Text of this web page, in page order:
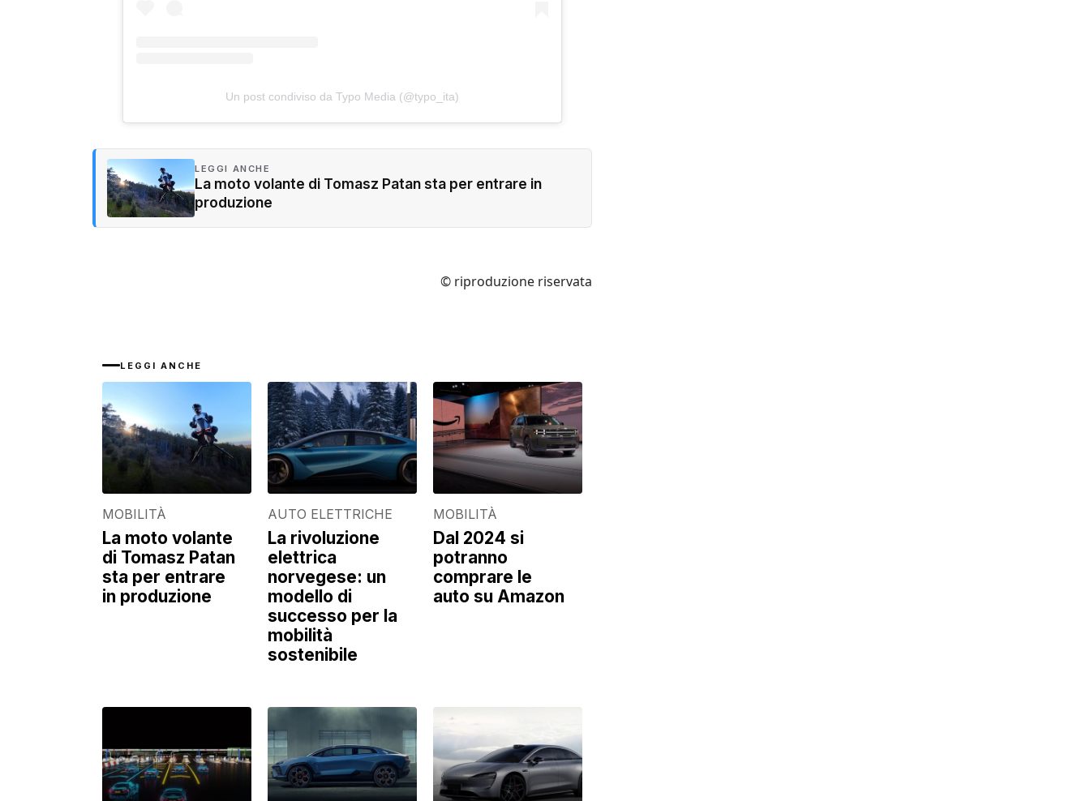
Un post condiviso da Typo Media (@typo_ita)
LEGGI ANCHE
La moto volante di Tomasz Patan sta per entrare in
produzione
© riproduzione riservata
LEGGI ANCHE
MOBILITÀ
La moto volante
di Tomasz Patan
sta per entrare
in produzione
AUTO ELETTRICHE
La rivoluzione
elettrica
norvegese: un
modello di
successo per la
mobilità
sostenibile
MOBILITÀ
Dal 2024 si
potranno
comprare le
auto su Amazon